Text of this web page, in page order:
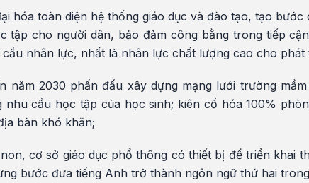
hóa toàn diện hệ thống giáo dục và đào tạo, tạo
tập cho người dân, bảo đảm công bằng trong tiếp
nhân lực, nhất là nhân lực chất lượng cao cho phát
năm 2030 phấn đấu xây dựng mạng lưới trường
cầu học tập của học sinh; kiên cố hóa 100%
bàn khó khăn;
cơ sở giáo dục phổ thông có thiết bị để triển khai
bước đưa tiếng Anh trở thành ngôn ngữ thứ hai